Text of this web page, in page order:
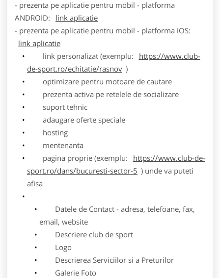
- prezenta pe aplicatie pentru mobil - platforma
ANDROID:
link aplicatie
- prezenta pe aplicatie pentru mobil - platforma iOS:
link aplicatie
link personalizat (exemplu:
https://www.club-
de-sport.ro/echitatie/rasnov )
optimizare pentru motoare de cautare
prezenta activa pe retelele de socializare
suport tehnic
adaugare oferte speciale
hosting
mentenanta
pagina proprie (exemplu:
https://www.club-de-
sport.ro/dans/bucuresti-sector-5 ) unde va puteti
afisa
Datele de Contact - adresa, telefoane, fax,
email, website
Descriere club de sport
Logo
Descrierea Serviciilor si a Preturilor
Galerie Foto